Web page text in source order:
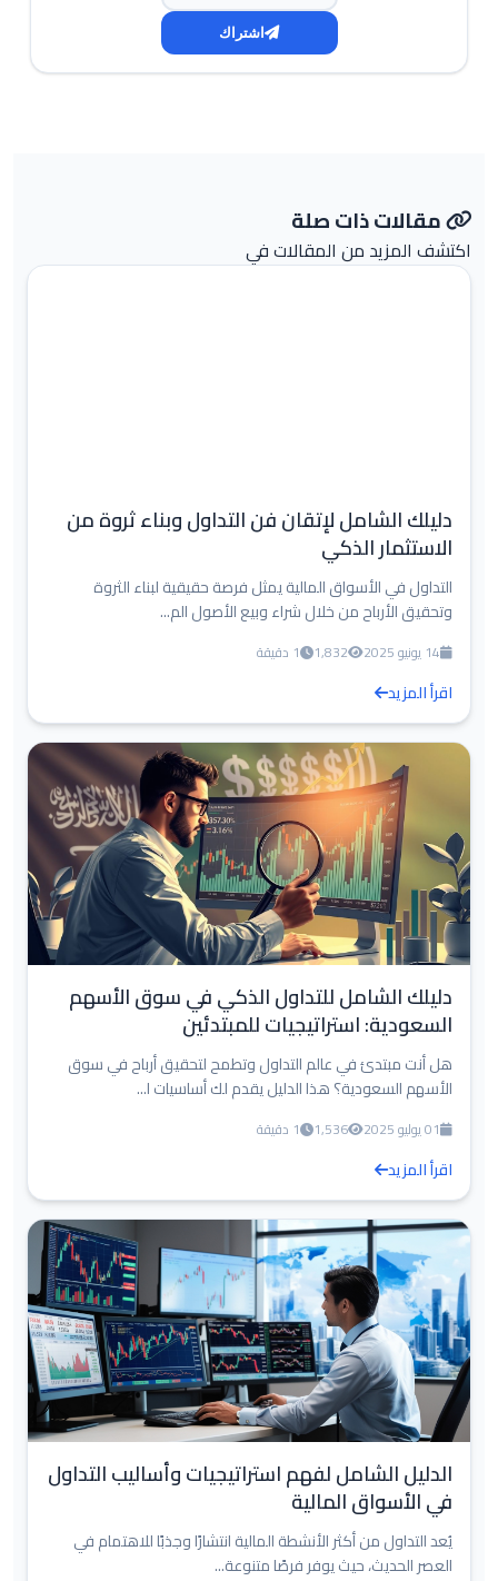
اشتراك
مقالات ذات صلة
اكتشف المزيد من المقالات في
دليلك الشامل لإتقان فن التداول وبناء ثروة من
الاستثمار الذكي
التداول في الأسواق المالية يمثل فرصة حقيقية لبناء الثروة
وتحقيق الأرباح من خلال شراء وبيع الأصول الم...
14 يونيو 2025 1,832 1 دقيقة
اقرأ المزيد
دليلك الشامل للتداول الذكي في سوق الأسهم
السعودية: استراتيجيات للمبتدئين
هل أنت مبتدئ في عالم التداول وتطمح لتحقيق أرباح في سوق
الأسهم السعودية؟ هذا الدليل يقدم لك أساسيات ا...
01 يوليو 2025 1,536 1 دقيقة
اقرأ المزيد
الدليل الشامل لفهم استراتيجيات وأساليب التداول
في الأسواق المالية
يُعد التداول من أكثر الأنشطة المالية انتشارًا وجذبًا للاهتمام في
العصر الحديث، حيث يوفر فرصًا متنوعة...